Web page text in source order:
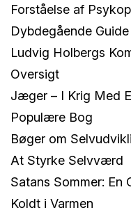
Forståelse af
Dybdegående Guide
Ludvig Holbergs
Oversigt
Jæger – I Krig Med
Populære Bog
Bøger om
At Styrke Selvværd
Satans Sommer:
Koldt i Varmen